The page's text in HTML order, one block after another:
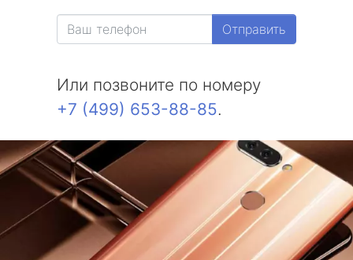
Отправить
Или позвоните по номеру
+7 (499) 653-88-85.